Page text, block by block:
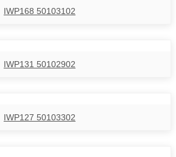
IWP168 50103102
IWP131 50102902
IWP127 50103302